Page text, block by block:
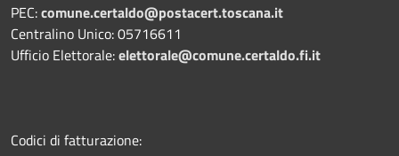
PEC:comune.certaldo@postacert.toscana.it
Centralino Unico: 05716611
Ufficio Elettorale:elettorale@comune.certaldo.fi.it
Codici di fatturazione: